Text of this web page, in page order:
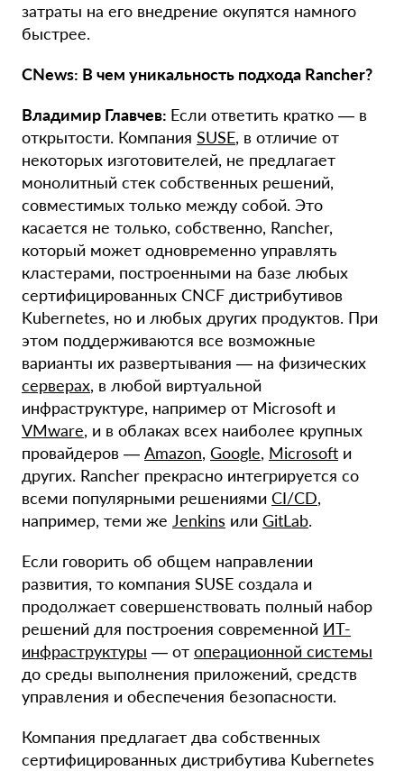
затраты на его внедрение окупятся намного
быстрее.
CNews: В чем уникальность подхода Rancher?
Владимир Главчев: Если ответить кратко — в
открытости. Компания SUSE, в отличие от
некоторых изготовителей, не предлагает
монолитный стек собственных решений,
совместимых только между собой. Это
касается не только, собственно, Rancher,
который может одновременно управлять
кластерами, построенными на базе любых
сертифицированных CNСF дистрибутивов
Kubernetes, но и любых других продуктов. При
этом поддерживаются все возможные
варианты их развертывания — на физических
серверах, в любой виртуальной
инфраструктуре, например от Microsoft и
VMware, и в облаках всех наиболее крупных
провайдеров — Amazon, Google, Microsoft и
других. Rancher прекрасно интегрируется со
всеми популярными решениями CI/CD,
например, теми же Jenkins или GitLab.
Если говорить об общем направлении
развития, то компания SUSE создала и
продолжает совершенствовать полный набор
решений для построения современной ИТ-
инфраструктуры — от операционной системы
до среды выполнения приложений, средств
управления и обеспечения безопасности.
Компания предлагает два собственных
сертифицированных дистрибутива Kubernetes